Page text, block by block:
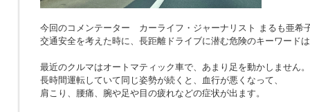
今回のコメンテーター カーライフ・ジャーナリスト まるも亜希
交通安全を考えた時に、長距離ドライブに潜む危険のキーワード
最近のクルマはオートマティック車で、あまり足を動かしません。
長時間運転していて同じ姿勢が続くと、血行が悪くなって、
肩こり、腰痛、腕や足や目の疲れなどの症状が出ます。